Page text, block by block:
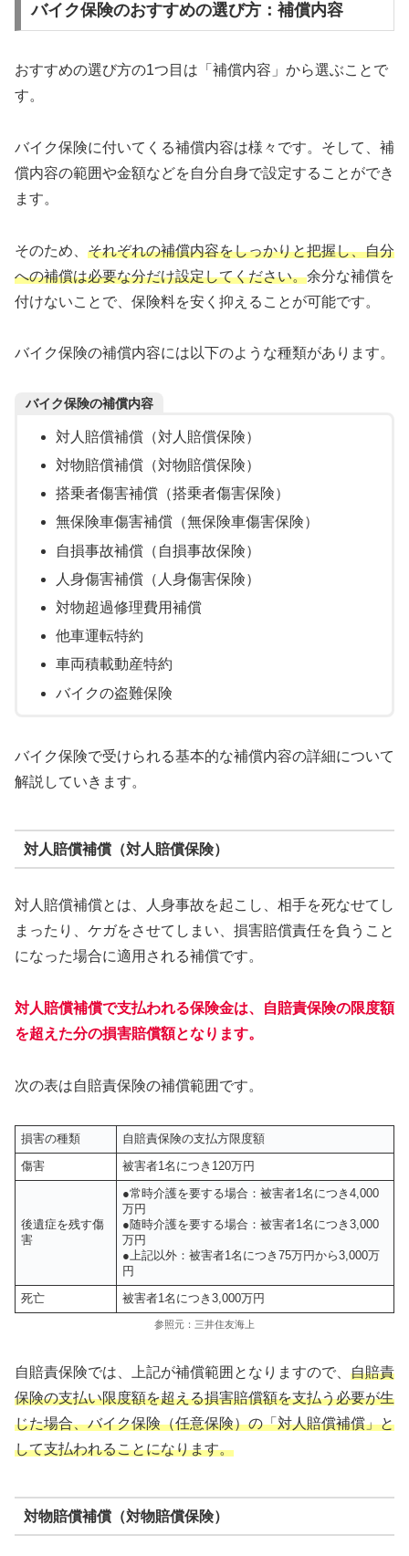
バイク保険のおすすめの選び方：補償内容
おすすめの選び方の1つ目は「補償内容」から選ぶことで
す。
バイク保険に付いてくる補償内容は様々です。そして、補
償内容の範囲や金額などを自分自身で設定することができ
ます。
そのため、 それぞれの補償内容をしっかりと把握し、自分
への補償は必要な分だけ設定してください。余分な補償を
付けないことで、保険料を安く抑えることが可能です。
バイク保険の補償内容には以下のような種類があります。
バイク保険の補償内容
対人賠償補償（対人賠償保険）
対物賠償補償（対物賠償保険）
搭乗者傷害補償（搭乗者傷害保険）
無保険車傷害補償（無保険車傷害保険）
自損事故補償（自損事故保険）
人身傷害補償（人身傷害保険）
対物超過修理費用補償
他車運転特約
車両積載動産特約
バイクの盗難保険
バイク保険で受けられる基本的な補償内容の詳細について
解説していきます。
対人賠償補償（対人賠償保険）
対人賠償補償とは、人身事故を起こし、相手を死なせてし
まったり、ケガをさせてしまい、損害賠償責任を負うこと
になった場合に適用される補償です。
対人賠償補償で支払われる保険金は、自賠責保険の限度額
を超えた分の損害賠償額となります。
次の表は自賠責保険の補償範囲です。
損害の種類
自賠責保険の支払方限度額
傷害
被害者1名につき120万円
後遺症を残す傷
害
●常時介護を要する場合：被害者1名につき4,000
万円
●随時介護を要する場合：被害者1名につき3,000
万円
●上記以外：被害者1名につき75万円から3,000万
円
死亡
被害者1名につき3,000万円
参照元：三井住友海上
自賠責保険では、上記が補償範囲となりますので、 自賠責
保険の支払い限度額を超える損害賠償額を支払う必要が生
じた場合、バイク保険（任意保険）の「対人賠償補償」と
して支払われることになります。
対物賠償補償（対物賠償保険）